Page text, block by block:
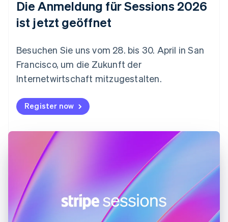
Die Anmeldung für Sessions 2026
ist jetzt geöffnet
Besuchen Sie uns vom 28. bis 30. April in San
Francisco, um die Zukunft der
Internetwirtschaft mitzugestalten.
Register now
English
Festlandchina
简体中文 English
English Svenska
Frankreich
FrançaisEnglish
Gibraltar
Griechenland
English
English
Irland
English
Italien
Italiano
Japan